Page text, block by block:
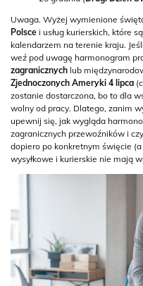
Uwaga. Wyżej wymienione
Polsce i usług kurierskich, które
kalendarzem na terenie kraju.
weź pod uwagę harmonogram
zagranicznych lub
Zjednoczonych Ameryki 4 lipca
zostanie dostarczona, bo to dla
wolny od pracy. Dlatego, zanim
upewnij się, jak wygląda
zagranicznych przewoźników i
dopiero po konkretnym święcie
wysyłkowe i kurierskie nie mają